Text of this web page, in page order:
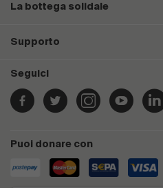
La bottega solidale
Supporto
Seguici
Puoi donare con